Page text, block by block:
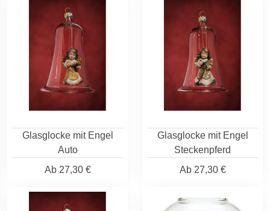
Glasglocke mit Engel
Auto
Ab27,30 €
Glasglocke mit Engel
Steckenpferd
Ab27,30 €